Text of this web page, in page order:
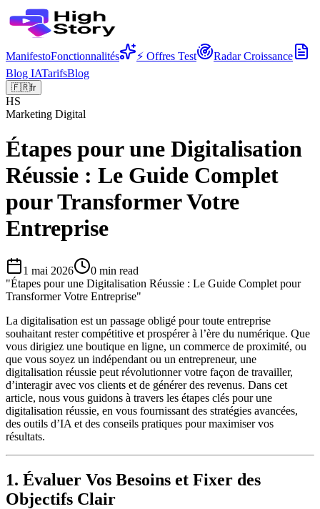
ManifestoFonctionnalités ⚡ Offres Test
Radar Croissance
Blog IATarifsBlog
🇫🇷fr
HS
Marketing Digital
Étapes pour une Digitalisation
Réussie : Le Guide Complet
pour Transformer Votre
Entreprise
1 mai 2026 0 min read
"Étapes pour une Digitalisation Réussie : Le Guide Complet pour
Transformer Votre Entreprise"
La digitalisation est un passage obligé pour toute entreprise
souhaitant rester compétitive et prospérer à l’ère du numérique. Que
vous dirigiez une boutique en ligne, un commerce de proximité, ou
que vous soyez un indépendant ou un entrepreneur, une
digitalisation réussie peut révolutionner votre façon de travailler,
d’interagir avec vos clients et de générer des revenus. Dans cet
article, nous vous guidons à travers les étapes clés pour une
digitalisation réussie, en vous fournissant des stratégies avancées,
des outils d’IA et des conseils pratiques pour maximiser vos
résultats.
1. Évaluer Vos Besoins et Fixer des
Objectifs Clair